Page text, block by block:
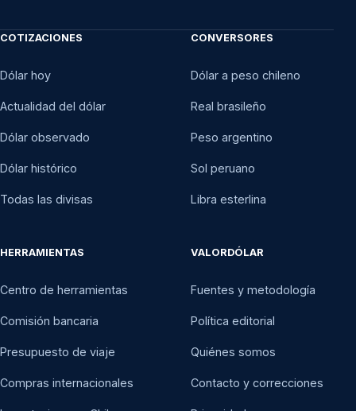
COTIZACIONES
Dólar hoy
Actualidad del dólar
Dólar observado
Dólar histórico
Todas las divisas
CONVERSORES
Dólar a peso chileno
Real brasileño
Peso argentino
Sol peruano
Libra esterlina
HERRAMIENTAS
Centro de herramientas
Comisión bancaria
Presupuesto de viaje
Compras internacionales
VALORDÓLAR
Fuentes y metodología
Política editorial
Quiénes somos
Contacto y correcciones